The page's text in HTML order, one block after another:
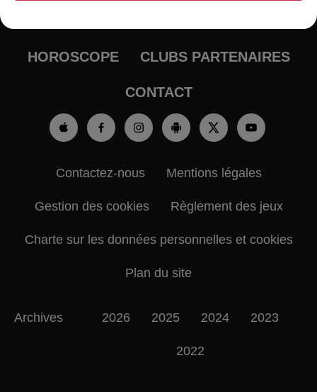
HOROSCOPE CLUBS PARTENAIRES
CONTACT
Contactez-nous Mentions légales
Gestion des cookies Règlement des jeux
Charte sur les données personnelles et cookies
Plan du site
Archives 2026 2025 2024 2023
2022